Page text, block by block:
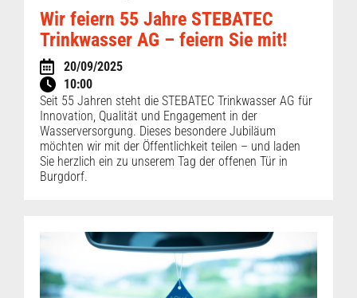
Wir feiern 55 Jahre STEBATEC
Trinkwasser AG – feiern Sie mit!
20/09/2025
10:00
Seit 55 Jahren steht die STEBATEC Trinkwasser AG für
Innovation, Qualität und Engagement in der
Wasserversorgung. Dieses besondere Jubiläum
möchten wir mit der Öffentlichkeit teilen – und laden
Sie herzlich ein zu unserem Tag der offenen Tür in
Burgdorf.